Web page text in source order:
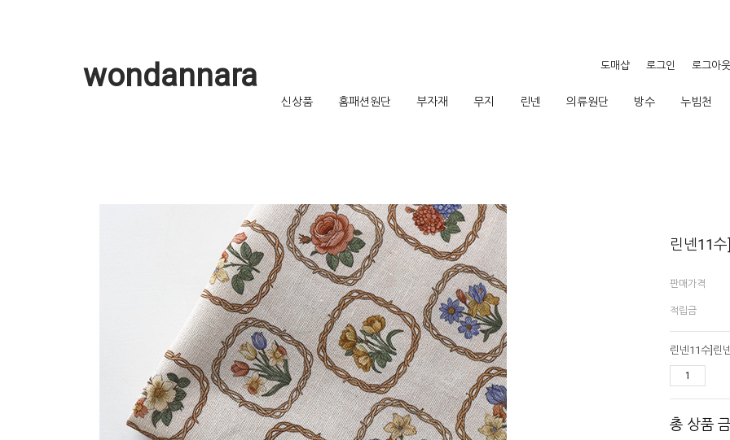
wondannara 도매샵 로그인 로그아웃
신상품 홈패션원단 부자재 무지 린넨 의류원단 방수 누빔천
린넨11
판매가격
적립금
린넨11수]린
총 상품